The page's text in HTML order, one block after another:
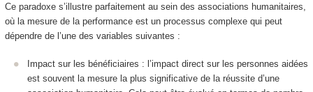
Ce paradoxe s’illustre parfaitement au sein des associations humanitaires,
où la mesure de la performance est un processus complexe qui peut
dépendre de l’une des variables suivantes :
Impact sur les bénéficiaires : l’impact direct sur les personnes aidées
est souvent la mesure la plus significative de la réussite d’une